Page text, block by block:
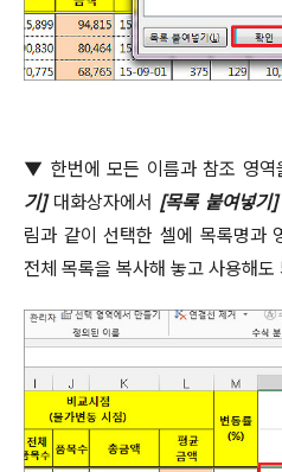
▼ 한번에 모든 이름과 참조 영역
기] 대화상자에서 [목록 붙여넣기]
림과 같이 선택한 셀에 목록명과
전체 목록을 복사해 놓고 사용해도